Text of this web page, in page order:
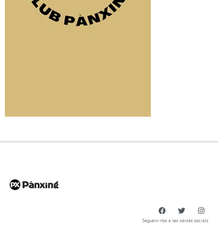
Segueix-nos a les xarxes socials